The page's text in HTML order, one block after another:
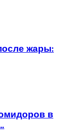
жары:
в